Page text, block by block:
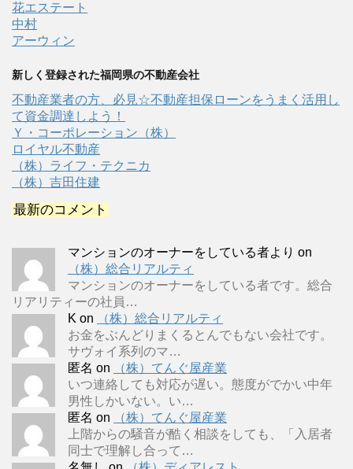
花エステート
中村
アーウィン
新しく登録された福岡県の不動産会社
不動産業者の方、必見☆不動産担保ローンをうまく活用し
て資金調達しよう！
Ｙ・コーポレーション（株）
ロイヤル不動産
（株）ライフ・テクニカ
（株）吉田住建
最新のコメント
マンションのオーナーをしている者より on
（株）総合リアルティ
マンションのオーナーをしている者です。総合
リアリティーの社員…
K on
（株）総合リアルティ
お金をぶんどりまくるとんでもない会社です。
サヴォイ系列のマ…
匿名 on
（株）てんぐ屋産業
いつ連絡しても対応が遅い。態度がでかい中年
男性しかいない。い…
匿名 on
（株）てんぐ屋産業
上階からの騒音が酷く相談をしても、「入居者
同士で理解し合って…